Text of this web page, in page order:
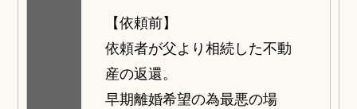
【依頼前】
依頼者が父より相続した不動
産の返還。
早期離婚希望の為最悪の場